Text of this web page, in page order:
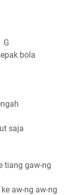
bola
saja
tiang gaw-ng
aw-ng aw-ng